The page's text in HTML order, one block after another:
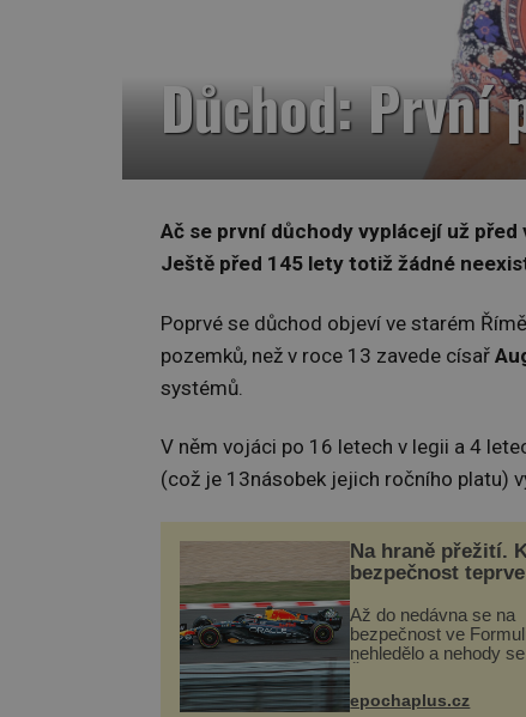
Důchod: První
Ač se první důchody vyplácejí už
Ještě před 145 lety totiž žádné
Poprvé se důchod objeví ve starém
pozemků, než v roce 13 zavede císař
systémů.
V něm vojáci po 16 letech v legii a 4
(což je 13násobek jejich ročního platu)
Na hraně přežití.
bezpečnost
Až do nedávna se na
bezpečnost ve
nehledělo a nehody
kůži, často s trvalými
nebo bohužel i ztrátou
epochaplus.cz